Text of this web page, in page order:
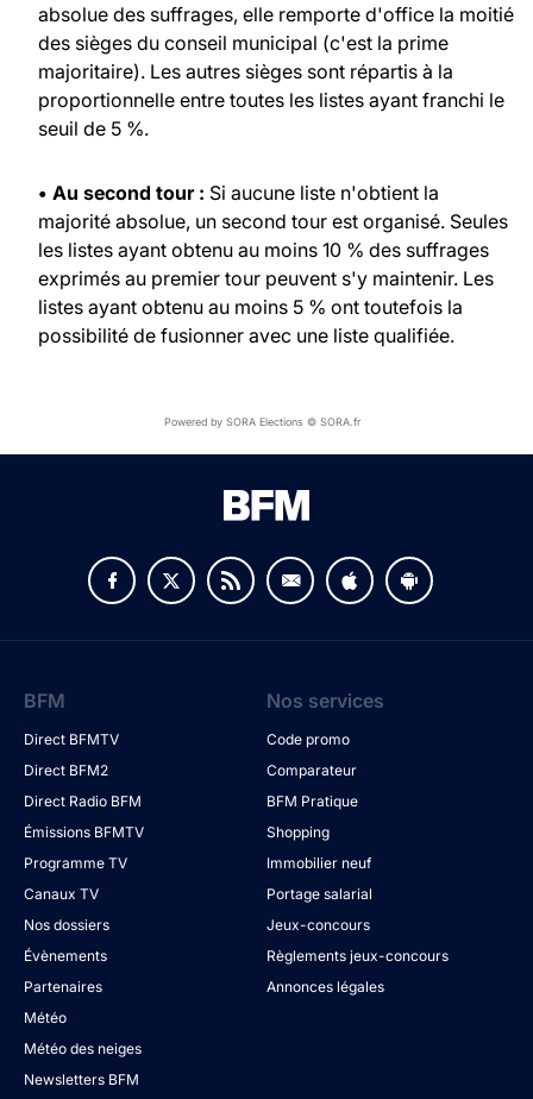
absolue des suffrages, elle remporte d'office la moitié
des sièges du conseil municipal (c'est la prime
majoritaire). Les autres sièges sont répartis à la
proportionnelle entre toutes les listes ayant franchi le
seuil de 5 %.
• Au second tour : Si aucune liste n'obtient la
majorité absolue, un second tour est organisé. Seules
les listes ayant obtenu au moins 10 % des suffrages
exprimés au premier tour peuvent s'y maintenir. Les
listes ayant obtenu au moins 5 % ont toutefois la
possibilité de fusionner avec une liste qualifiée.
Powered by SORA Elections © SORA.fr
BFM
Direct BFMTV
Direct BFM2
Direct Radio BFM
Émissions BFMTV
Programme TV
Canaux TV
Nos dossiers
Évènements
Partenaires
Météo
Météo des neiges
Newsletters BFM
Nos services
Code promo
Comparateur
BFM Pratique
Shopping
Immobilier neuf
Portage salarial
Jeux-concours
Règlements jeux-concours
Annonces légales